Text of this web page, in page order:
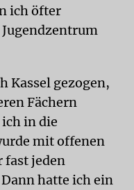
ich öfter
Kassel gezogen,
Fächern
in die
mit offenen
fast jeden
hatte ich ein